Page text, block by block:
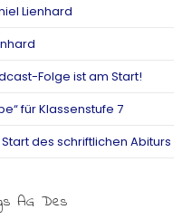
Lienhard
Folge ist am Start!
für Klassenstufe 7
des schriftlichen Abiturs
AG Des